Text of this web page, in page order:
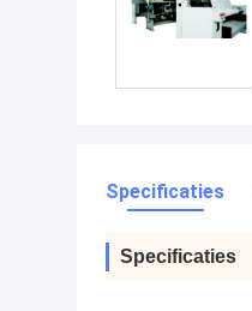
Specificaties
Specificaties